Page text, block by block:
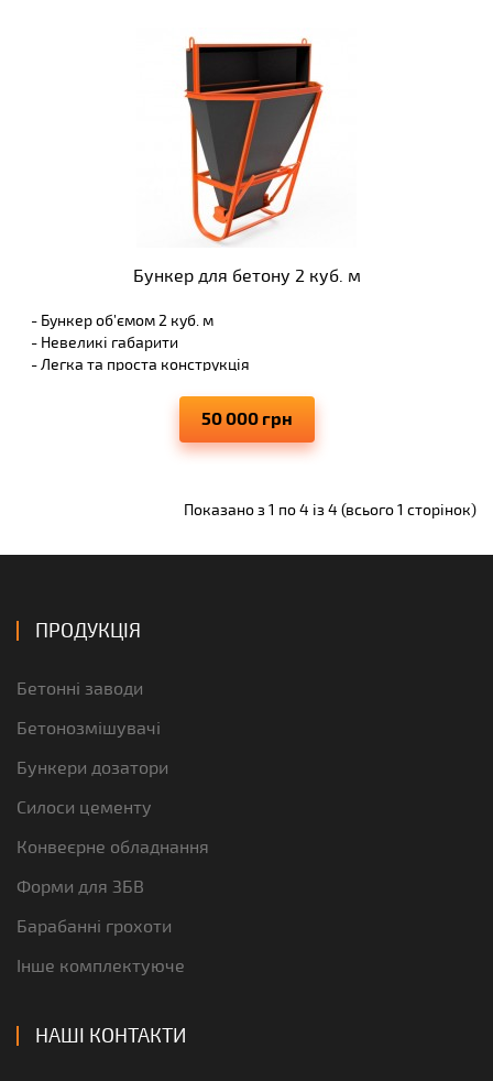
Бункер для бетону 2 куб. м
50 000 грн
- Бункер об’ємом 2 куб. м
- Невеликі габарити
- Легка та проста конструкція
Показано з 1 по 4 із 4 (всього 1 сторінок)
ПРОДУКЦІЯ
Бетонні заводи
Бетонозмішувачі
Бункери дозатори
Силоси цементу
Конвеєрне обладнання
Форми для ЗБВ
Барабанні грохоти
Інше комплектуюче
НАШІ КОНТАКТИ